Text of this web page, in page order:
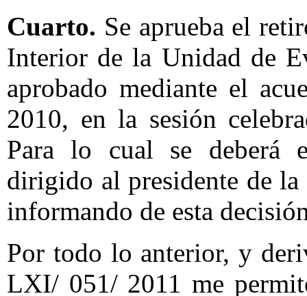
Cuarto. Se aprueba el
Interior de la Unidad de
aprobado mediante el
2010, en la sesión
Para lo cual se deberá
dirigido al presidente de la
informando de esta
Por todo lo anterior, y
LXI/ 051/ 2011 me